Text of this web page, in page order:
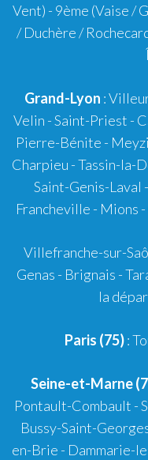
Vent) - 9ème (Vaise /
/ Duchère /
Grand-Lyon :
Velin -Saint-Priest -
Pierre-Bénite -
Charpieu -Tassin-la-
Saint-Genis-Laval -
Francheville - Mions -
Villefranche-sur-
Genas - Brignais -
la
Paris (75):
Seine-et-Marne
Pontault-Combault -
Bussy-Saint-
en-Brie - Dammarie-